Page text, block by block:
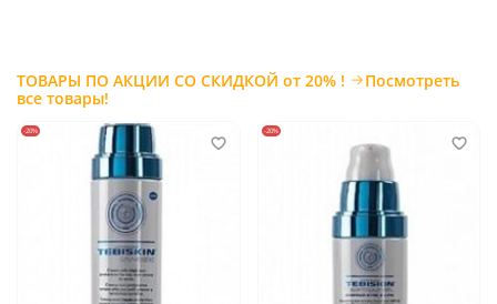
действие. Перечисленные ощущения и покраснение исчезают
после смывания маски.
увлажнение и свежесть.
Использовать 1-2 раза в неделю.
Для достижения максимальных результатов после маcки нанести
увлажняющий крем
MOISTURE RICH CREAMили Увлажняющую
MOISTURE RICH SERUM.
ТОВАРЫ ПО АКЦИИ СО СКИДКОЙ от 20% !
Посмотреть
все товары!
-20% -20%